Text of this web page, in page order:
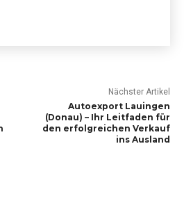
Nächster Artikel
Autoexport Lauingen
(Donau) – Ihr Leitfaden für
den erfolgreichen Verkauf
ins Ausland